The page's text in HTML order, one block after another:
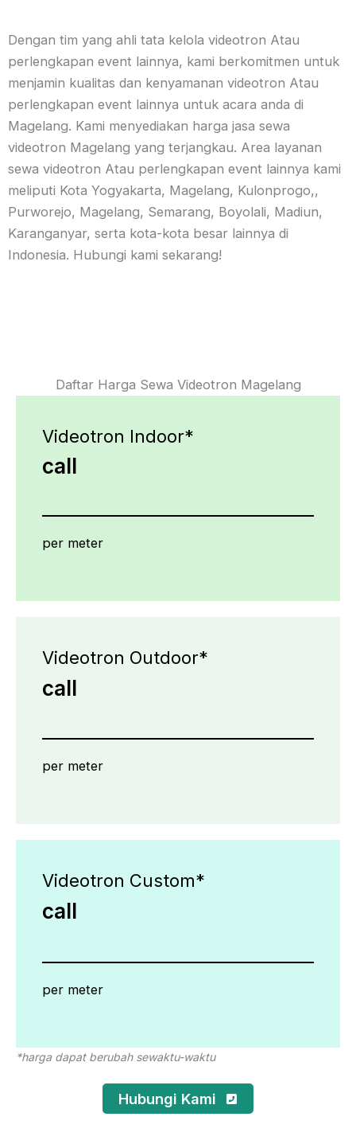
Dengan tim yang ahli tata kelola videotron Atau
perlengkapan event lainnya, kami berkomitmen untuk
menjamin kualitas dan kenyamanan videotron Atau
perlengkapan event lainnya untuk acara anda di
Magelang. Kami menyediakan harga jasa sewa
videotron Magelang yang terjangkau. Area layanan
sewa videotron Atau perlengkapan event lainnya kami
meliputi Kota Yogyakarta, Magelang, Kulonprogo,,
Purworejo, Magelang, Semarang, Boyolali, Madiun,
Karanganyar, serta kota-kota besar lainnya di
Indonesia. Hubungi kami sekarang!
Daftar Harga Sewa Videotron Magelang
Videotron Indoor*
call
per meter
Videotron Outdoor*
call
per meter
Videotron Custom*
call
per meter
*harga dapat berubah sewaktu-waktu
Hubungi Kami